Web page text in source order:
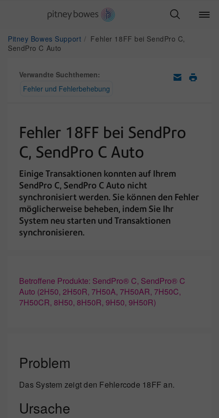
Pitney Bowes Support
Fehler 18FF bei SendPro C,
SendPro C Auto
Verwandte Suchthemen:
Fehler und Fehlerbehebung
Fehler 18FF bei SendPro
C, SendPro C Auto
Einige Transaktionen konnten auf Ihrem
SendPro C, SendPro C Auto nicht
synchronisiert werden. Sie können den Fehler
möglicherweise beheben, indem Sie Ihr
System neu starten und Transaktionen
synchronisieren.
Betroffene Produkte: SendPro® C, SendPro® C
Auto (2H50, 2H50R, 7H50A, 7H50AR, 7H50C,
7H50CR, 8H50, 8H50R, 9H50, 9H50R)
Problem
Das System zeigt den Fehlercode 18FF an.
Ursache